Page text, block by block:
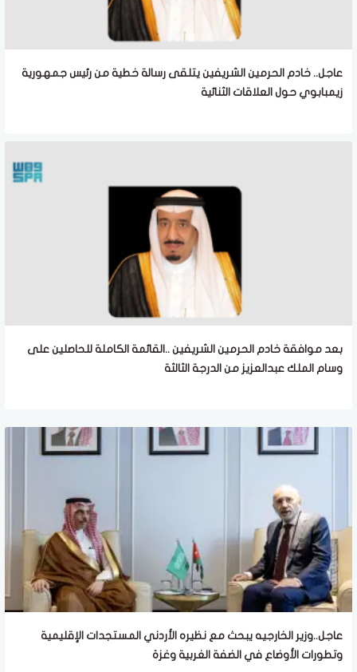
عاجل.. خادم الحرمين الشريفين يتلقى رسالة خطية من رئيس جمهورية
زيمبابوي حول العلاقات الثنائية
بعد موافقة خادم الحرمين الشريفين ..القائمة الكاملة للحاصلين على
وسام الملك عبدالعزيز من الدرجة الثالثة
عاجل..وزير الخارجيه يبحث مع نظيره الأردني المستجدات الإقليمية
وتطورات الأوضاع في الضفة الغربية وغزة